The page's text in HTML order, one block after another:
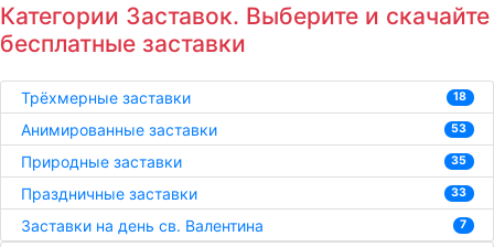
Категории Заставок. Выберите и скачайте
бесплатные заставки
Трёхмерные заставки 18
Анимированные заставки 53
Природные заставки 35
Праздничные заставки 33
Заставки на день св. Валентина 7